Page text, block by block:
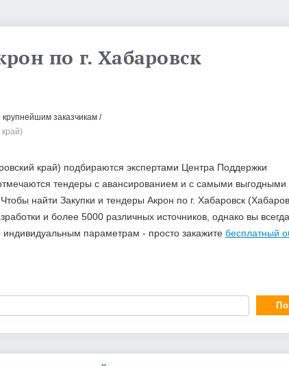
по г. Хабаровск
заказчикам
край) подбираются экспертами Центра Поддержки
тендеры с авансированием и с самыми выгодными
найти Закупки и тендеры Акрон по г. Хабаровск
и более 5000 различных источников, однако вы
индивидуальным параметрам - просто закажите бесплатный